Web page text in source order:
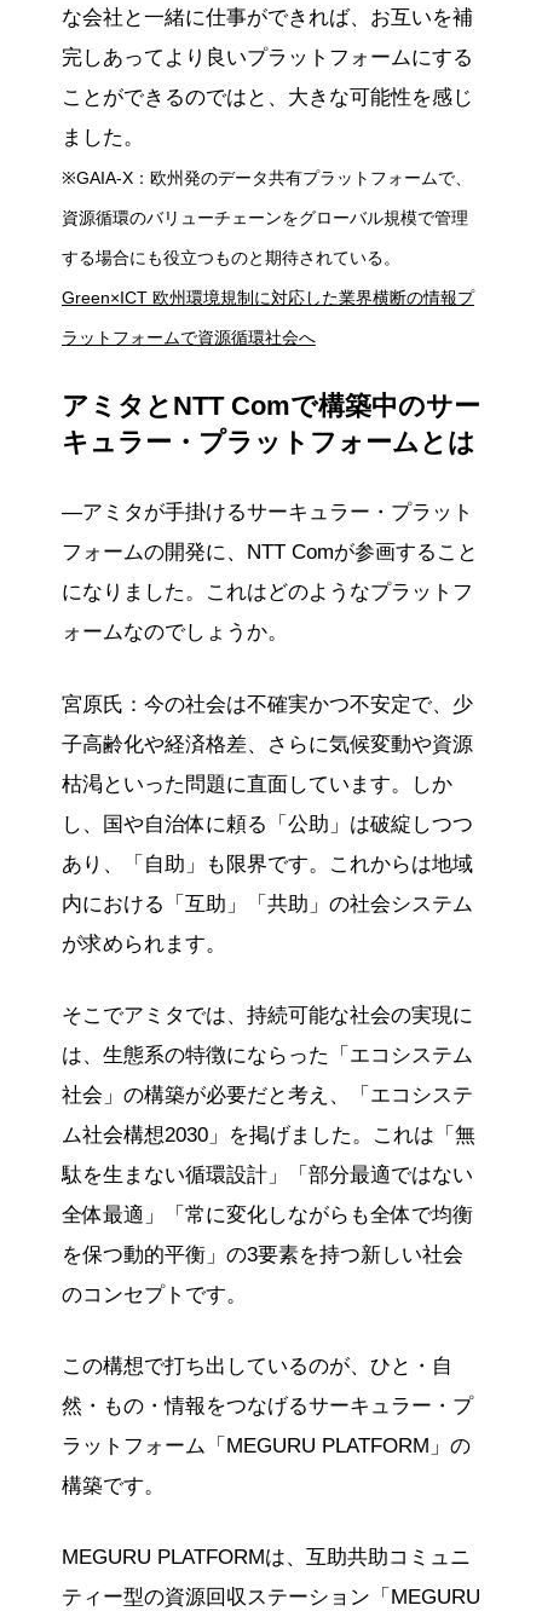
な会社と一緒に仕事ができれば、お互いを補
完しあってより良いプラットフォームにする
ことができるのではと、大きな可能性を感じ
ました。
※GAIA-X：欧州発のデータ共有プラットフォームで、
資源循環のバリューチェーンをグローバル規模で管理
する場合にも役立つものと期待されている。
Green×ICT 欧州環境規制に対応した業界横断の情報プ
ラットフォームで資源循環社会へ
アミタとNTT Comで構築中のサー
キュラー・プラットフォームとは
―アミタが手掛けるサーキュラー・プラット
フォームの開発に、NTT Comが参画すること
になりました。これはどのようなプラットフ
ォームなのでしょうか。
宮原氏：今の社会は不確実かつ不安定で、少
子高齢化や経済格差、さらに気候変動や資源
枯渇といった問題に直面しています。しか
し、国や自治体に頼る「公助」は破綻しつつ
あり、「自助」も限界です。これからは地域
内における「互助」「共助」の社会システム
が求められます。
そこでアミタでは、持続可能な社会の実現に
は、生態系の特徴にならった「エコシステム
社会」の構築が必要だと考え、「エコシステ
ム社会構想2030」を掲げました。これは「無
駄を生まない循環設計」「部分最適ではない
全体最適」「常に変化しながらも全体で均衡
を保つ動的平衡」の3要素を持つ新しい社会
のコンセプトです。
この構想で打ち出しているのが、ひと・自
然・もの・情報をつなげるサーキュラー・プ
ラットフォーム「MEGURU PLATFORM」の
構築です。
MEGURU PLATFORMは、互助共助コミュニ
ティー型の資源回収ステーション「MEGURU